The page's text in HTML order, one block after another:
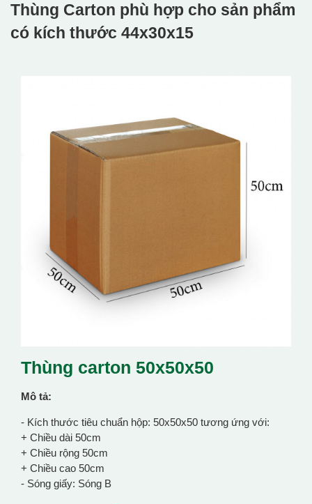
Thùng Carton phù hợp cho sản phẩm
có kích thước 44x30x15
Thùng carton 50x50x50
Mô tả:
- Kích thước tiêu chuẩn hộp: 50x50x50 tương ứng với:
+ Chiều dài 50cm
+ Chiều rộng 50cm
+ Chiều cao 50cm
- Sóng giấy: Sóng B